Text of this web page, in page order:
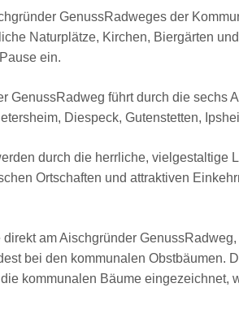
GenussRadweges der
Naturplätze, Kirchen, Biergärten
ein.
GenussRadweg führt durch die sechs
Diespeck, Gutenstetten,
durch die herrliche, vielgestaltige
Ortschaften und attraktiven
direkt am Aischgründer
bei den kommunalen Obstbäumen.
kommunalen Bäume eingezeichnet,